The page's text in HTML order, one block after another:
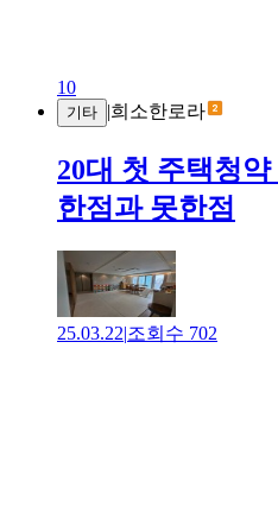
10
기타 |희소한로라
20대 첫 주택청
한점과 못한점
25.03.22|조회수 702